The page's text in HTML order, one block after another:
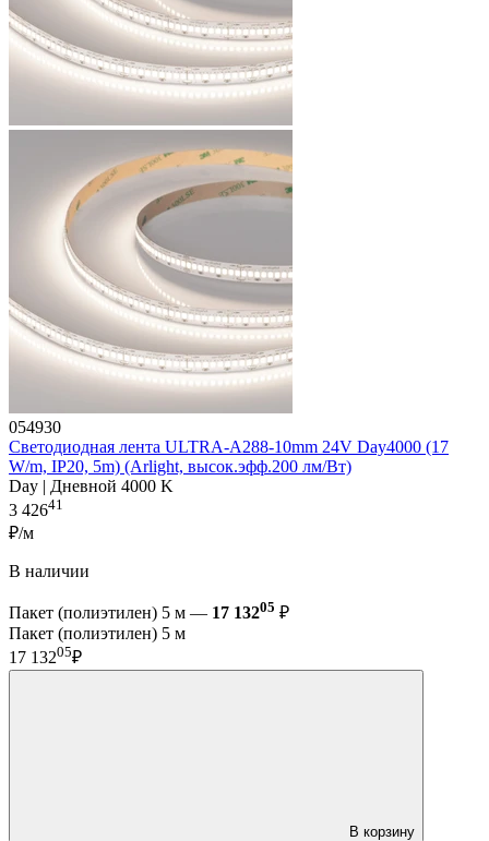
054930
Светодиодная лента ULTRA-A288-10mm 24V Day4000 (17
W/m, IP20, 5m) (Arlight, высок.эфф.200 лм/Вт)
Day | Дневной 4000 K
3 42641
₽/м
В наличии
Пакет (полиэтилен) 5 м — 17 13205 ₽
Пакет (полиэтилен) 5 м
17 13205₽
В корзину